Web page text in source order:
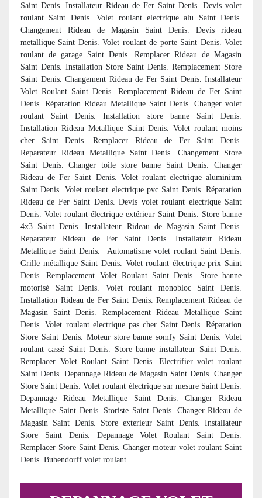
Saint Denis. Installateur Rideau de Fer Saint Denis. Devis volet
roulant Saint Denis. Volet roulant electrique alu Saint Denis.
Changement Rideau de Magasin Saint Denis. Devis rideau
metallique Saint Denis. Volet roulant de porte Saint Denis. Volet
roulant de garage Saint Denis. Remplacer Rideau de Magasin
Saint Denis. Installation Store Saint Denis. Remplacement Store
Saint Denis. Changement Rideau de Fer Saint Denis. Installateur
Volet Roulant Saint Denis. Remplacement Rideau de Fer Saint
Denis. Réparation Rideau Metallique Saint Denis. Changer volet
roulant Saint Denis. Installation store banne Saint Denis.
Installation Rideau Metallique Saint Denis. Volet roulant moins
cher Saint Denis. Remplacer Rideau de Fer Saint Denis.
Reparateur Rideau Metallique Saint Denis. Changement Store
Saint Denis. Changer toile store banne Saint Denis. Changer
Rideau de Fer Saint Denis. Volet roulant electrique aluminium
Saint Denis. Volet roulant electrique pvc Saint Denis. Réparation
Rideau de Fer Saint Denis. Devis volet roulant electrique Saint
Denis. Volet roulant électrique extérieur Saint Denis. Store banne
4x3 Saint Denis. Installateur Rideau de Magasin Saint Denis.
Reparateur Rideau de Fer Saint Denis. Installateur Rideau
Metallique Saint Denis. Automatisme volet roulant Saint Denis.
Grille métallique Saint Denis. Volet roulant électrique prix Saint
Denis. Remplacement Volet Roulant Saint Denis. Store banne
motorisé Saint Denis. Volet roulant monobloc Saint Denis.
Installation Rideau de Fer Saint Denis. Remplacement Rideau de
Magasin Saint Denis. Remplacement Rideau Metallique Saint
Denis. Volet roulant electrique pas cher Saint Denis. Réparation
Store Saint Denis. Moteur store banne somfy Saint Denis. Volet
roulant cassé Saint Denis. Store banne installateur Saint Denis.
Remplacer Volet Roulant Saint Denis. Electrifier volet roulant
Saint Denis. Depannage Rideau de Magasin Saint Denis. Changer
Store Saint Denis. Volet roulant électrique sur mesure Saint Denis.
Depannage Rideau Metallique Saint Denis. Changer Rideau
Metallique Saint Denis. Storiste Saint Denis. Changer Rideau de
Magasin Saint Denis. Store exterieur Saint Denis. Installateur
Store Saint Denis. Depannage Volet Roulant Saint Denis.
Remplacer Store Saint Denis. Changer moteur volet roulant Saint
Denis. Bubendorff volet roulant